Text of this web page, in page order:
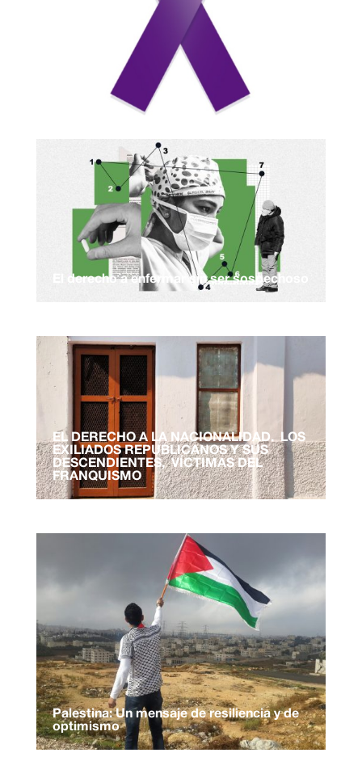
El derecho a enfermar sin ser sospechoso
EL DERECHO A LA NACIONALIDAD. LOS
EXILIADOS REPUBLICANOS Y SUS
DESCENDIENTES, VÍCTIMAS DEL
FRANQUISMO
Palestina: Un mensaje de resiliencia y de
optimismo